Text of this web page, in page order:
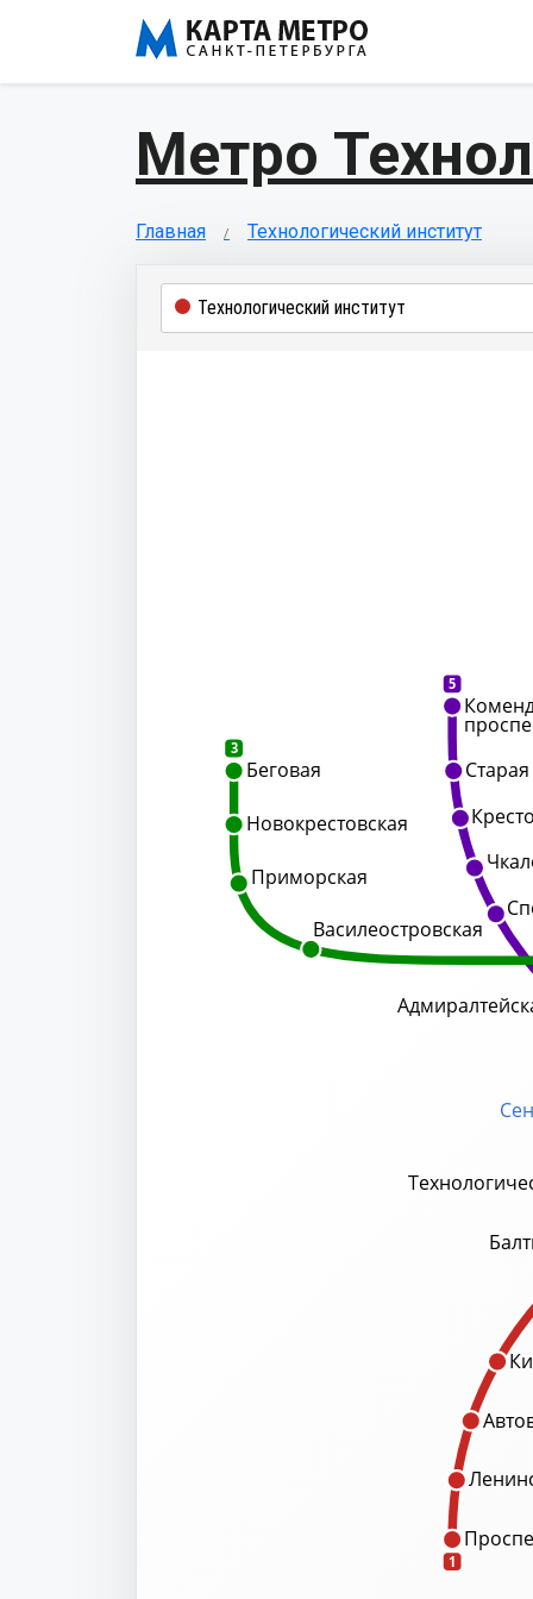
Метро
Главная Технологический институт
1
3
5
Василеостровская
Приморская
Новокрестовская
Беговая